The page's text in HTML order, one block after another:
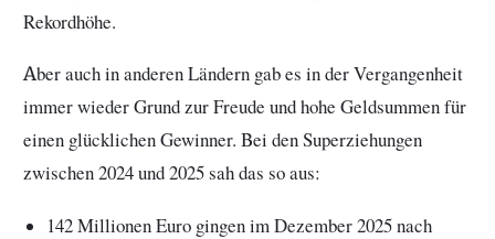
Rekordhöhe.
Aber auch in anderen Ländern gab es in der Vergangenheit
immer wieder Grund zur Freude und hohe Geldsummen für
einen glücklichen Gewinner. Bei den Superziehungen
zwischen 2024 und 2025 sah das so aus:
142 Millionen Euro gingen im Dezember 2025 nach